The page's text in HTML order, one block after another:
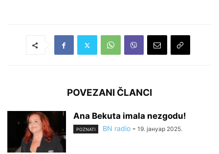
POVEZANI ČLANCI
Ana Bekuta imala nezgodu!
POZNATI BN radio - 19. јануар 2025.